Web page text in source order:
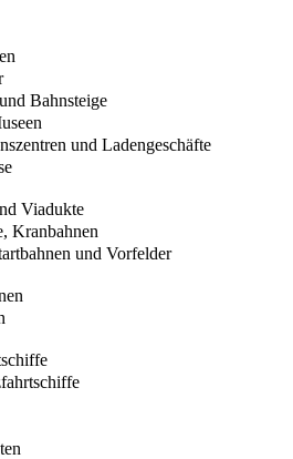
Bahnsteige
und Ladengeschäfte
Viadukte
Kranbahnen
und Vorfelder